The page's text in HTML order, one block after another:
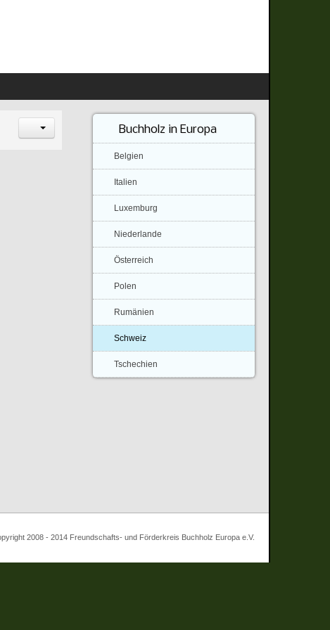
Buchholz in Europa
Belgien
Italien
Luxemburg
Niederlande
Österreich
Polen
Rumänien
Schweiz
Tschechien
- 2014 Freundschafts- und Förderkreis Buchholz Europa e.V.